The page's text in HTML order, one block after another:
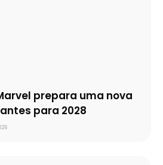
prepara uma nova
para 2028